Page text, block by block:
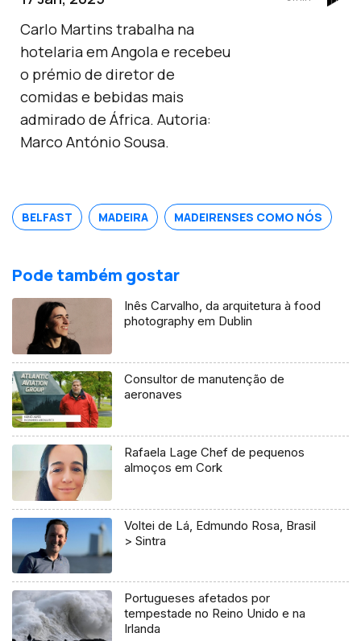
Carlo Martins trabalha na
hotelaria em Angola e recebeu
o prémio de diretor de
comidas e bebidas mais
admirado de África. Autoria:
Marco António Sousa.
BELFAST MADEIRA MADEIRENSES COMO NÓS
Pode também gostar
Inês Carvalho, da arquitetura à food
photography em Dublin
Consultor de manutenção de
aeronaves
Rafaela Lage Chef de pequenos
almoços em Cork
Voltei de Lá, Edmundo Rosa, Brasil
> Sintra
Portugueses afetados por
tempestade no Reino Unido e na
Irlanda